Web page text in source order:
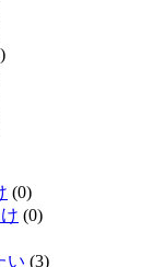
(0)
(0)
い (3)